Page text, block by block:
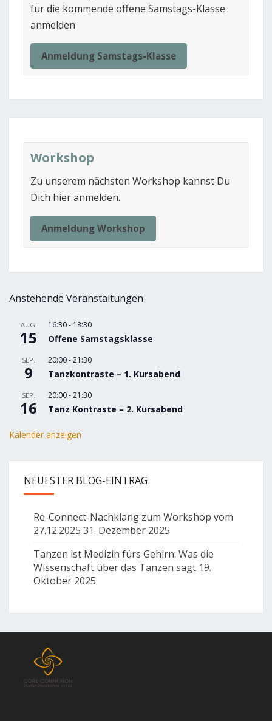
für die kommende offene Samstags-Klasse
anmelden
Anmeldung Samstags-Klasse
Workshop
Zu unserem nächsten Workshop kannst Du
Dich hier anmelden.
Anmeldung Workshop
Anstehende Veranstaltungen
AUG.
15
16:30- 18:30
Offene Samstagsklasse
SEP.
9
20:00-21:30
Tanzkontraste – 1. Kursabend
SEP.
16
20:00-21:30
Tanz Kontraste – 2. Kursabend
Kalender anzeigen
NEUESTER BLOG-EINTRAG
Re-Connect-Nachklang zum Workshop vom
27.12.2025 31. Dezember 2025
Tanzen ist Medizin fürs Gehirn: Was die
Wissenschaft über das Tanzen sagt 19.
Oktober 2025